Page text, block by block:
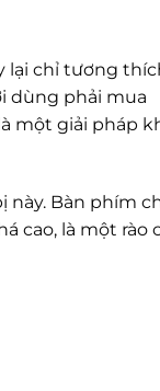
lại chỉ tương
dùng phải mua
một giải pháp
này. Bàn phím
cao, là một rào